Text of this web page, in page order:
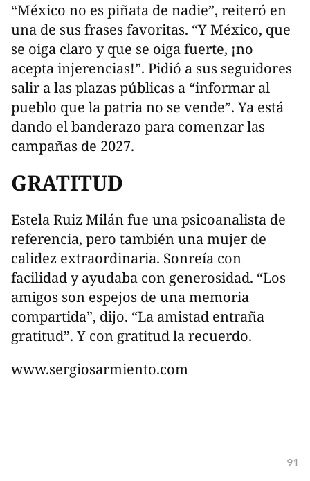
“México no es piñata de nadie”, reiteró en
una de sus frases favoritas. “Y México, que
se oiga claro y que se oiga fuerte, ¡no
acepta injerencias!”. Pidió a sus seguidores
salir a las plazas públicas a “informar al
pueblo que la patria no se vende”. Ya está
dando el banderazo para comenzar las
campañas de 2027.
GRATITUD
Estela Ruiz Milán fue una psicoanalista de
referencia, pero también una mujer de
calidez extraordinaria. Sonreía con
facilidad y ayudaba con generosidad. “Los
amigos son espejos de una memoria
compartida”, dijo. “La amistad entraña
gratitud”. Y con gratitud la recuerdo.
www.sergiosarmiento.com
91